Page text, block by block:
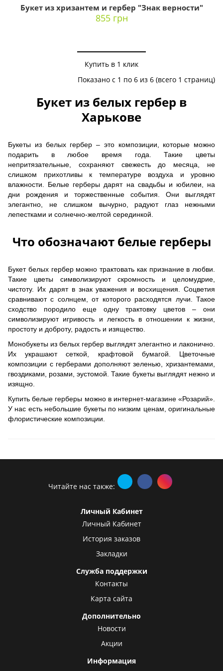
Букет из хризантем и гербер "Знак верности"
855 грн
Купить в 1 клик
Показано с 1 по 6 из 6 (всего 1 страниц)
Букет из белых гербер в
Харькове
Букеты из белых гербер – это композиции, которые можно
подарить в любое время года. Такие цветы
непритязательные, сохраняют свежесть до месяца, не
слишком прихотливы к температуре воздуха и уровню
влажности. Белые герберы дарят на свадьбы и юбилеи, на
дни рождения и торжественные события. Они выглядят
элегантно, не слишком вычурно, радуют глаз нежными
лепестками и солнечно-желтой серединкой.
Что обозначают белые герберы
Букет белых гербер можно трактовать как признание в любви.
Такие цветы символизируют скромность и целомудрие,
чистоту. Их дарят в знак уважения и восхищения. Соцветия
сравнивают с солнцем, от которого расходятся лучи. Такое
сходство породило еще одну трактовку цветов – они
символизируют игривость и легкость в отношении к жизни,
простоту и доброту, радость и изящество.
Монобукеты из белых гербер выглядят элегантно и лаконично.
Их украшают сеткой, крафтовой бумагой. Цветочные
композиции с герберами дополняют зеленью, хризантемами,
гвоздиками, розами, эустомой. Такие букеты выглядят нежно и
изящно.
Купить белые герберы можно в интернет-магазине «Розарий».
У нас есть небольшие букеты по низким ценам, оригинальные
флористические композиции.
Читайте нас также:
Личный Кабинет
Личный Кабинет
История заказов
Закладки
Служба поддержки
Контакты
Карта сайта
Дополнительно
Новости
Акции
Информация